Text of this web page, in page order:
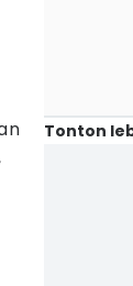
Tonton